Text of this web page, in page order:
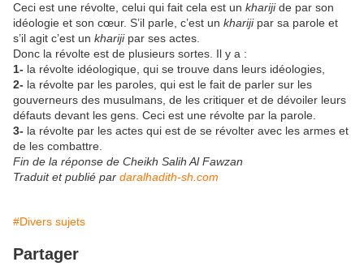
Ceci est une révolte, celui qui fait cela est un kharijide par son
idéologie et son cœur. S’il parle, c’est un kharijipar sa parole et
s’il agit c’est un kharijipar ses actes.
Donc la révolte est de plusieurs sortes. Il y a :
1- la révolte idéologique, qui se trouve dans leurs idéologies,
2- la révolte par les paroles, qui est le fait de parler sur les
gouverneurs des musulmans, de les critiquer et de dévoiler leurs
défauts devant les gens. Ceci est une révolte par la parole.
3- la révolte par les actes qui est de se révolter avec les armes et
de les combattre.
Fin de la réponse de Cheikh Salih Al Fawzan
Traduit et publié par daralhadith-sh.com
#Divers sujets
Partager